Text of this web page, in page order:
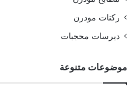
ركنات مودرن
ديرسات محجبات
موضوعات متنوعة